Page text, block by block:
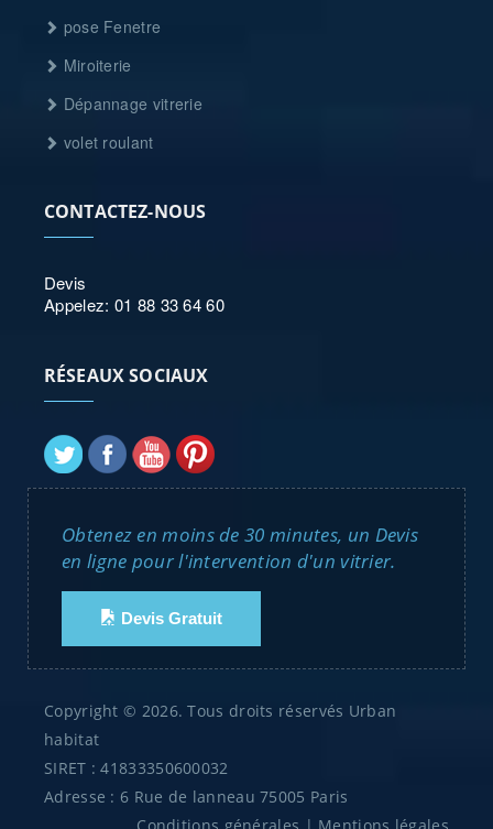
pose Fenetre
Miroiterie
Dépannage vitrerie
volet roulant
CONTACTEZ-NOUS
Devis
Appelez: 01 88 33 64 60
RÉSEAUX SOCIAUX
Obtenez en moins de 30 minutes, un Devis
en ligne pour l'intervention d'un vitrier.
Devis Gratuit
Copyright © 2026. Tous droits réservés Urban
habitat
SIRET : 41833350600032
Adresse : 6 Rue de lanneau 75005 Paris